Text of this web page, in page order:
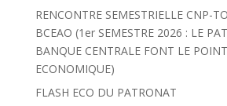
RENCONTRE SEMESTRIELLE CNP-
BCEAO (1er SEMESTRE 2026 : LE
BANQUE CENTRALE FONT LE
ECONOMIQUE)
FLASH ECO DU PATRONAT